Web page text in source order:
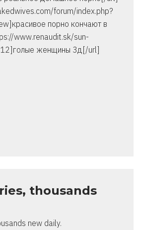
forum/index.php?
порно кончают в
www.renaudit.sk/sun-
женщины 3д[/url]
thousands
new daily.